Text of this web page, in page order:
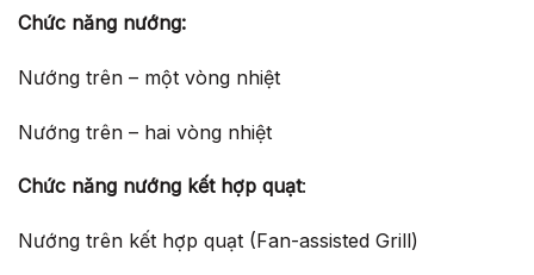
Chức năng nướng:
Nướng trên – một vòng nhiệt
Nướng trên – hai vòng nhiệt
Chức năng nướng kết hợp quạt:
Nướng trên kết hợp quạt (Fan-assisted Grill)